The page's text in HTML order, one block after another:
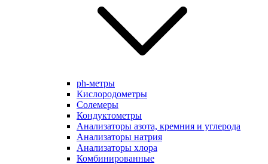
ph-метры
Кислородометры
Солемеры
Кондуктометры
Анализаторы азота, кремния и углерода
Анализаторы натрия
Анализаторы хлора
Комбинированные